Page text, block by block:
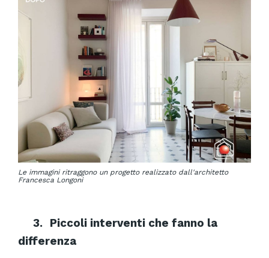
Le immagini ritraggono un progetto realizzato dall'architetto
Francesca Longoni
3. Piccoli interventi che fanno la
differenza